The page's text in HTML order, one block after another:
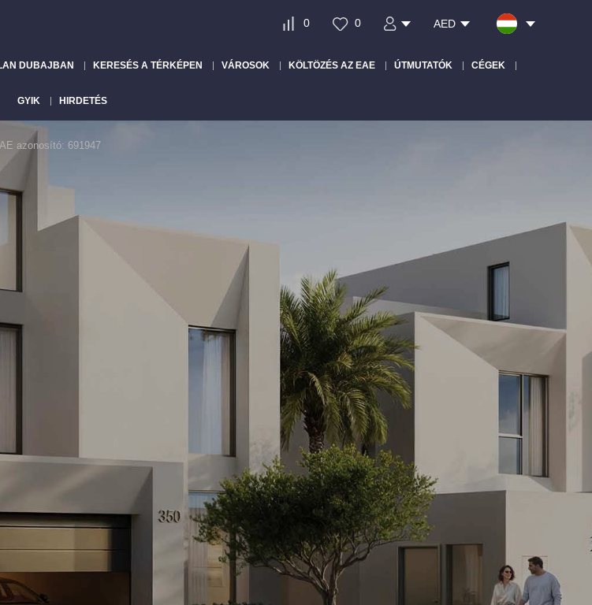
0 0 AED
DUBAJBAN KERESÉS A TÉRKÉPEN VÁROSOK KÖLTÖZÉS AZ EAE ÚTMUTATÓK CÉGEK
GYIK HIRDETÉS
azonosító: 691947